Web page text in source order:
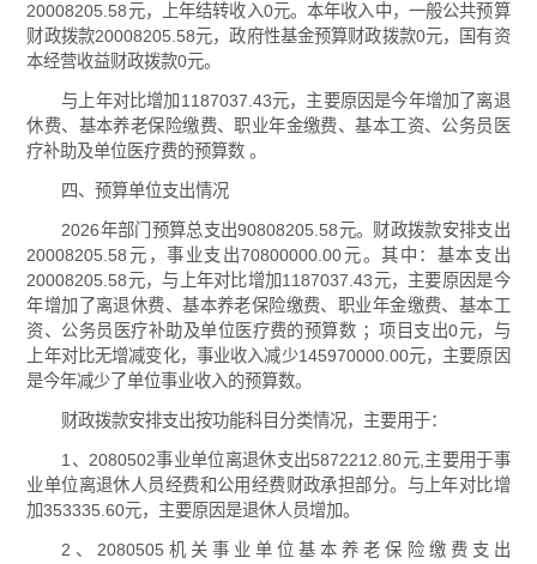
20008205.58元，上年结转收入0元。本年收入中，一般公共预算
财政拨款20008205.58元，政府性基金预算财政拨款0元，国有资
本经营收益财政拨款0元。
与上年对比增加1187037.43元，主要原因是今年增加了离退
休费、基本养老保险缴费、职业年金缴费、基本工资、公务员医
疗补助及单位医疗费的预算数 。
四、预算单位支出情况
2026年部门预算总支出90808205.58元。财政拨款安排支出
20008205.58元，事业支出70800000.00元。其中：基本支出
20008205.58元，与上年对比增加1187037.43元，主要原因是今
年增加了离退休费、基本养老保险缴费、职业年金缴费、基本工
资、公务员医疗补助及单位医疗费的预算数 ；项目支出0元，与
上年对比无增减变化，事业收入减少145970000.00元，主要原因
是今年减少了单位事业收入的预算数。
财政拨款安排支出按功能科目分类情况，主要用于：
1、2080502事业单位离退休支出5872212.80元,主要用于事
业单位离退休人员经费和公用经费财政承担部分。与上年对比增
加353335.60元，主要原因是退休人员增加。
2、2080505机关事业单位基本养老保险缴费支出